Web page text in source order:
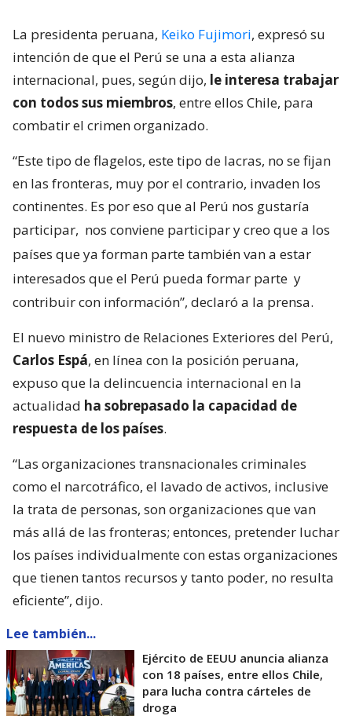
La presidenta peruana, Keiko Fujimori, expresó su
intención de que el Perú se una a esta alianza
internacional, pues, según dijo, le interesa trabajar
con todos sus miembros, entre ellos Chile, para
combatir el crimen organizado.
“Este tipo de flagelos, este tipo de lacras, no se fijan
en las fronteras, muy por el contrario, invaden los
continentes. Es por eso que al Perú nos gustaría
participar, nos conviene participar y creo que a los
países que ya forman parte también van a estar
interesados que el Perú pueda formar parte y
contribuir con información”, declaró a la prensa.
El nuevo ministro de Relaciones Exteriores del Perú,
Carlos Espá, en línea con la posición peruana,
expuso que la delincuencia internacional en la
actualidad ha sobrepasado la capacidad de
respuesta de los países.
“Las organizaciones transnacionales criminales
como el narcotráfico, el lavado de activos, inclusive
la trata de personas, son organizaciones que van
más allá de las fronteras; entonces, pretender luchar
los países individualmente con estas organizaciones
que tienen tantos recursos y tanto poder, no resulta
eficiente”, dijo.
Lee también...
Ejército de EEUU anuncia alianza
con 18 países, entre ellos Chile,
para lucha contra cárteles de
droga